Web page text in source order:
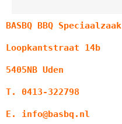
BASBQ BBQ Speciaalzaak
Loopkantstraat 14b
5405NB Uden
T. 0413-322798
E. info@basbq.nl